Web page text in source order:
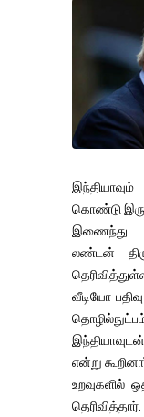
கொண்டு
இணைந்து
லண்டன்
வீடியோ
என்று
உறவுகளில்